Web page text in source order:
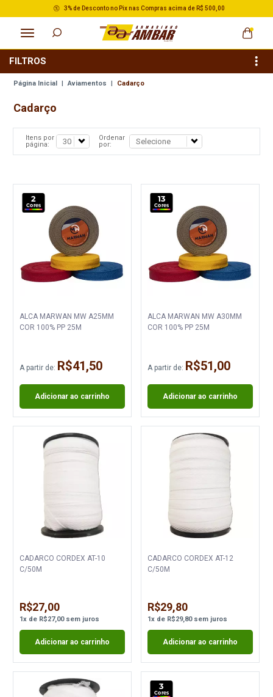
3% de Desconto no Pix nas Compras acima de R$ 500,00
Página Inicial | Aviamentos | Cadarço
FILTROS
Cadarço
Itens por
página:
Ordenar
por:
2
Cores
ALCA MARWAN MW A25MM
COR 100% PP 25M
A partir de: R$41,50
Adicionar ao carrinho
13
Cores
ALCA MARWAN MW A30MM
COR 100% PP 25M
A partir de: R$51,00
Adicionar ao carrinho
CADARCO CORDEX AT-10
C/50M
R$27,00
1x de R$27,00sem juros
Adicionar ao carrinho
CADARCO CORDEX AT-12
C/50M
R$29,80
1xde R$29,80sem juros
Adicionar ao carrinho
3
Cores